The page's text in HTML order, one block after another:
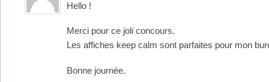
Hello !
Merci pour ce joli concours.
Les affiches keep calm sont parfaites pour mon
Bonne journée.